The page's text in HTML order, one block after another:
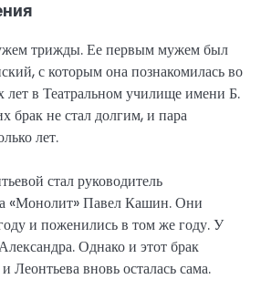
трижды. Ее первым мужем был
с которым она познакомилась во
лет в Театральном училище имени Б.
не стал долгим, и пара
лет.
стал руководитель
«Монолит» Павел Кашин. Они
и поженились в том же году. У
Однако и этот брак
Леонтьева вновь осталась сама.